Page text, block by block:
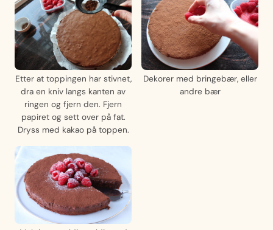
Etter at toppingen har stivnet,
dra en kniv langs kanten av
ringen og fjern den. Fjern
papiret og sett over på fat.
Dryss med kakao på toppen.
Dekorer med bringebær, eller
andre bær